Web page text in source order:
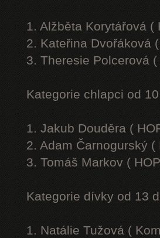
1. Alžběta Korytářová
2. Kateřina Dvořáková
3. Theresie Polcerová
Kategorie chlapci od
1. Jakub Douděra (
2. Adam Čarnogurský (
3. Tomáš Markov (
Kategorie dívky od 13
1. Natálie Tužová (